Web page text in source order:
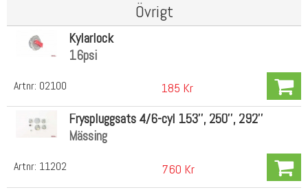
Övrigt
Artnr: 02100
Kylarlock
16psi
185 Kr
Artnr: 11202
Fryspluggsats 4/6-cyl 153'', 250'', 292''
Mässing
760 Kr